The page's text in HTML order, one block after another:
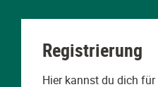
Registrierung
Hier kannst du dich